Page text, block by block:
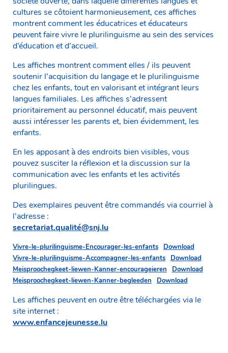
cultures se côtoient harmonieusement, ces affiches
montrent comment les éducatrices et éducateurs
peuvent faire vivre le plurilinguisme au sein des services
d’éducation et d’accueil.
Les affiches montrent comment elles / ils peuvent
soutenir l’acquisition du langage et le plurilinguisme
chez les enfants, tout en valorisant et intégrant leurs
langues familiales. Les affiches s’adressent
prioritairement au personnel éducatif, mais peuvent
aussi intéresser les parents et, bien évidemment, les
enfants.
En les apposant à des endroits bien visibles, vous
pouvez susciter la réflexion et la discussion sur la
communication avec les enfants et les activités
plurilingues.
Des exemplaires peuvent être commandés via courriel à
l’adresse :
secretariat.qualité@snj.lu
Vivre-le-plurilinguisme-Encourager-les-enfants
Download
Vivre-le-plurilinguisme-Accompagner-les-enfants
Download
Meisproochegkeet-liewen-Kanner-encourageieren
Download
Meisproochegkeet-liewen-Kanner-begleeden
Download
Les affiches peuvent en outre être téléchargées via le
site internet :
www.enfancejeunesse.lu